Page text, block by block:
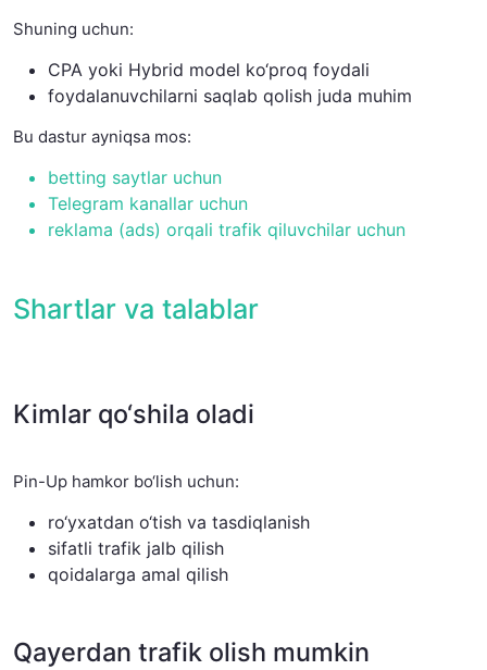
Shuning uchun:
CPA yoki Hybrid model ko‘proq foydali
foydalanuvchilarni saqlab qolish juda muhim
Bu dastur ayniqsa mos:
betting saytlar uchun
Telegram kanallar uchun
reklama (ads) orqali trafik qiluvchilar uchun
Shartlar va talablar
Kimlar qo‘shila oladi
Pin-Up hamkor bo‘lish uchun:
ro‘yxatdan o‘tish va tasdiqlanish
sifatli trafik jalb qilish
qoidalarga amal qilish
Qayerdan trafik olish mumkin